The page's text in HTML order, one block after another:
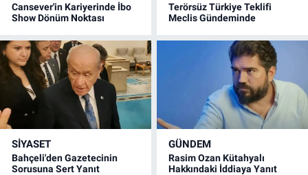
Cansever'in Kariyerinde İbo
Show Dönüm Noktası
Terörsüz Türkiye Teklifi
Meclis Gündeminde
SİYASET
Bahçeli'den Gazetecinin
Sorusuna Sert Yanıt
GÜNDEM
Rasim Ozan Kütahyalı
Hakkındaki İddiaya Yanıt